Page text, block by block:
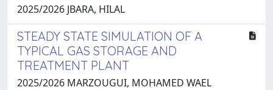
2025/2026 JBARA, HILAL
STEADY STATE SIMULATION OF A
TYPICAL GAS STORAGE AND
TREATMENT PLANT
2025/2026 MARZOUGUI, MOHAMED WAEL